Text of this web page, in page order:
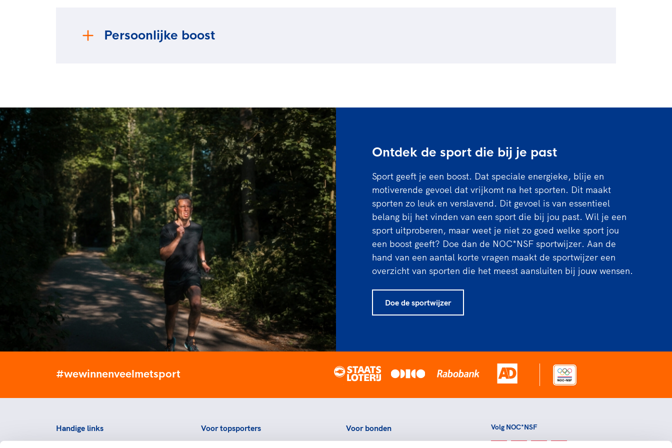
Persoonlijke boost
Ontdek de sport die bij je past
Sport geeft je een boost. Dat speciale energieke, blije en
motiverende gevoel dat vrijkomt na het sporten. Dit maakt
sporten zo leuk en verslavend. Dit gevoel is van essentieel
belang bij het vinden van een sport die bij jou past. Wil je een
sport uitproberen, maar weet je niet zo goed welke sport jou
een boost geeft? Doe dan de NOC*NSF sportwijzer. Aan de
hand van een aantal korte vragen maakt de sportwijzer een
overzicht van sporten die het meest aansluiten bij jouw wensen.
Doe de sportwijzer
#wewinnenveelmetsport
Handige links
Voor topsporters
Voor bonden
Volg NOC*NSF